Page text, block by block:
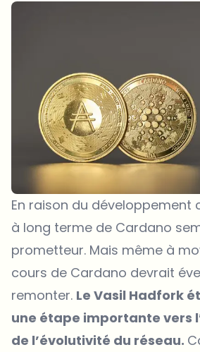
En raison du développement
à long terme de Cardano
prometteur. Mais même à
cours de Cardano devrait
remonter. Le Vasil Hadfork
une étape importante vers
de l’évolutivité du réseau.